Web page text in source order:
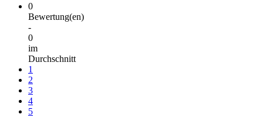
0
Bewertung(en)
-
0
im
Durchschnitt
1
2
3
4
5